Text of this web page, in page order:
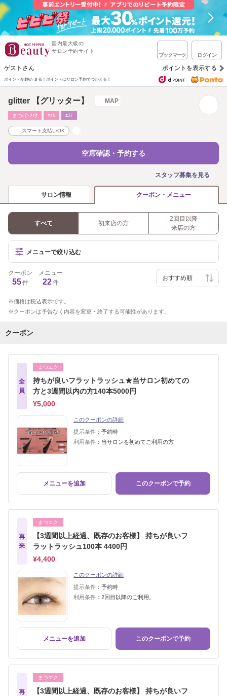
国内最大級の
サロン予約サイト
ブックマーク ログイン
ゲストさん ポイントを表示する
ポイントが1%たまる！ ポイントはサロン予約でつかえる！
glitter 【グリッター】 MAP
まつげ･ﾒｲｸ ﾈｲﾙ ｴｽﾃ
スマート支払いOK
空席確認・予約する
スタッフ募集を見る
サロン情報 クーポン・メニュー
すべて 初来店の方
2回目以降
来店の方
メニューで絞り込む
クーポン
55件
メニュー
22件
価格は税込表示です。
クーポンは予告なく内容を変更・終了する可能性があります。
クーポン
全
員
まつエク
持ちが良いフラットラッシュ★当サロン初めての
方と3週間以内の方140本5000円
¥5,000
このクーポンの詳細
提示条件： 予約時
利用条件： 当サロンを初めてご利用の方
メニューを追加 このクーポンで予約
再
来
まつエク
【3週間以上経過、既存のお客様】 持ちが良いフ
ラットラッシュ100本 4400円
¥4,400
このクーポンの詳細
提示条件： 予約時
利用条件： 2回目以降のご利用。
メニューを追加 このクーポンで予約
再
まつエク
【3週間以上経過、既存のお客様】 持ちが良いフ